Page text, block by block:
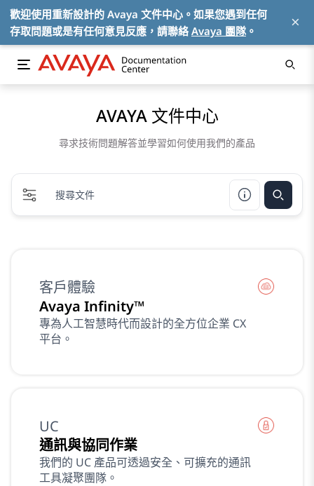
AVAYA 文件中心
尋求技術問題解答並學習如何使用我們的產品
客戶體驗
Avaya Infinity™
專為人工智慧時代而設計的全方位企業 CX
平台。
UC
通訊與協同作業
我們的 UC 產品可透過安全、可擴充的通訊
工具凝聚團隊。
歡迎使用重新設計的 Avaya 文件中心。如果您遇到任何
存取問題或是有任何意見反應，請聯絡 Avaya 團隊。 ×